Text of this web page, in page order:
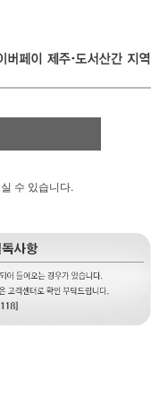
수 있습니다.